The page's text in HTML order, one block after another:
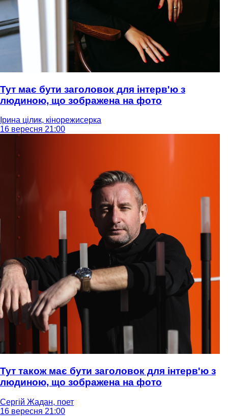
Тут має бути заголовок для інтерв'ю з
людиною, що зображена на фото
Ірина цілик, кінорежисерка
16 вересня 21:00
Тут також має бути заголовок для інтерв'ю з
людиною, що зображена на фото
Сергій Жадан, поет
16 вересня 21:00